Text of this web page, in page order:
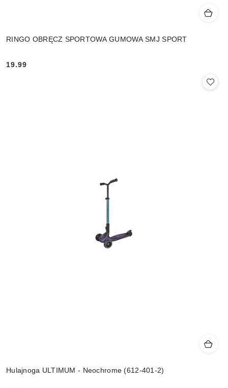
RINGO OBRĘCZ SPORTOWA GUMOWA SMJ SPORT
Cena:
19.99
Hulajnoga ULTIMUM - Neochrome (612-401-2)